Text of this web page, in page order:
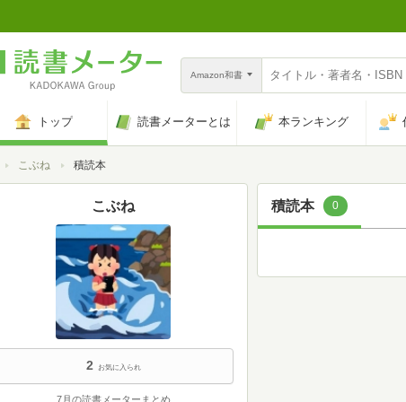
Amazon和書
トップ 読書メーターとは 本ランキング
トップこぶね 積読本
積読本 0
こぶね
2 お気に入られ
7月の読書メーターまとめ